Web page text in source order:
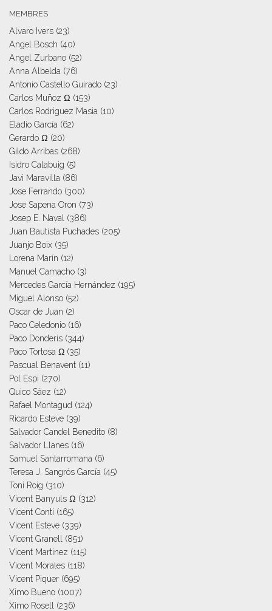
MEMBRES
Alvaro Ivers (23)
Angel Bosch (40)
Angel Zurbano (52)
Anna Albelda (76)
Antonio Castello Guirado (23)
Carlos Muñoz Ω (153)
Carlos Rodriguez Masia (10)
Eladio García (62)
Gerardo Ω (20)
Gildo Arribas (268)
Isidro Calabuig (5)
Javi Maravilla (86)
Jose Ferrando (300)
Jose Sapena Oron (73)
Josep E. Naval
(386)
Juan Bautista Puchades (205)
Juanjo Boix (35)
Lorena Marín (12)
Manuel Camacho (3)
Mercedes García Hernández (195)
Miguel Alonso (52)
Oscar de Juan (2)
Paco Celedonio (16)
Paco Donderis (344)
Paco Tortosa Ω (35)
Pascual Benavent (11)
Pol Espi (270)
Quico Sáez (12)
Rafael Montagud (124)
Ricardo Esteve (39)
Salvador Candel Benedito (8)
Salvador Llanes (16)
Samuel Santarromana (6)
Teresa J. Sangrós García (45)
Toni Roig (310)
Vicent Banyuls Ω (312)
Vicent Conti (165)
Vicent Esteve (339)
Vicent Granell
(851)
Vicent Martinez (115)
Vicent Morales (118)
Vicent Piquer (695)
Ximo Bueno (1007)
Ximo Rosell
(236)